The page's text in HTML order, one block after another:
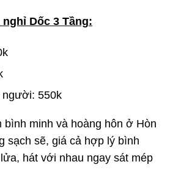
Dốc 3 Tầng:
người: 550k
minh và hoàng hôn ở Hòn
sạch sẽ, giá cả hợp lý bình
hát với nhau ngay sát mép